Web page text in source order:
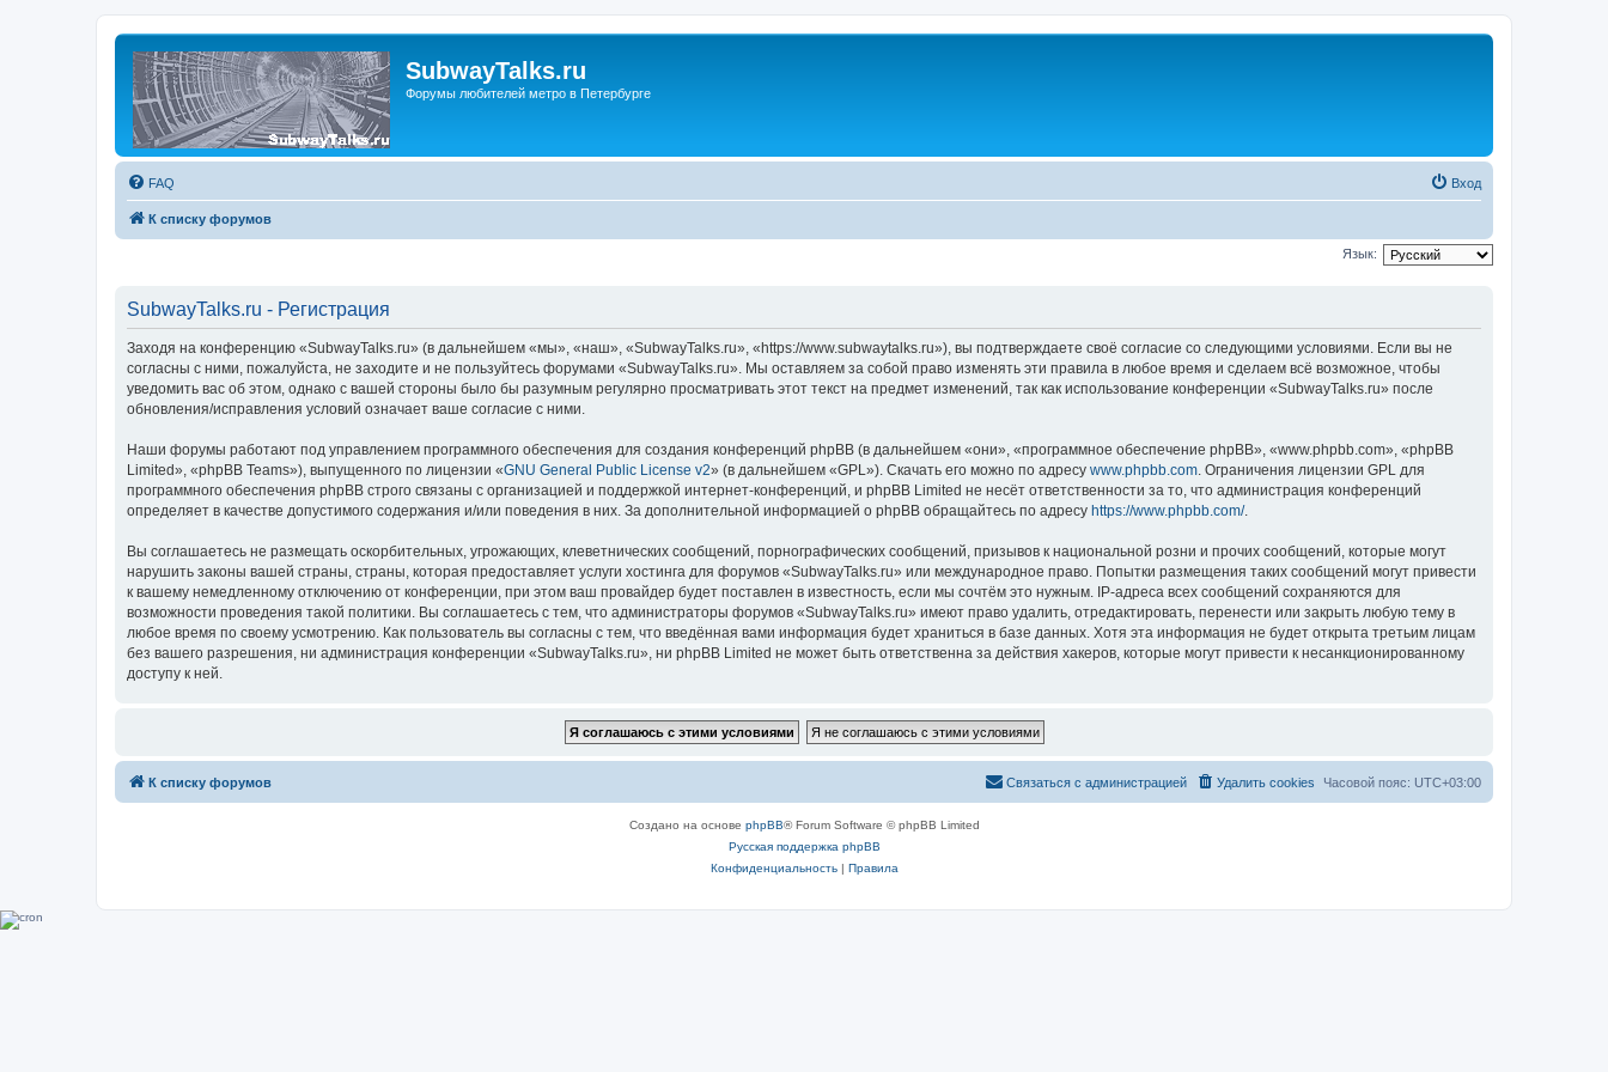
SubwayTalks.ru
Форумы любителей метро в Петербурге
FAQ Вход
К списку форумов
Язык:
SubwayTalks.ru - Регистрация
Заходя на конференцию «SubwayTalks.ru» (в дальнейшем «мы», «наш», «SubwayTalks.ru», «https://www.subwaytalks.ru»), вы подтверждаете своё согласие со следующими условиями. Если вы не
согласны с ними, пожалуйста, не заходите и не пользуйтесь форумами «SubwayTalks.ru». Мы оставляем за собой право изменять эти правила в любое время и сделаем всё возможное, чтобы
уведомить вас об этом, однако с вашей стороны было бы разумным регулярно просматривать этот текст на предмет изменений, так как использование конференции «SubwayTalks.ru» после
обновления/исправления условий означает ваше согласие с ними.
Наши форумы работают под управлением программного обеспечения для создания конференций phpBB (в дальнейшем «они», «программное обеспечение phpBB», «www.phpbb.com», «phpBB
Limited», «phpBB Teams»), выпущенного по лицензии «GNU General Public License v2» (в дальнейшем «GPL»). Скачать его можно по адресу www.phpbb.com . Ограничения лицензии GPL для
программного обеспечения phpBB строго связаны с организацией и поддержкой интернет-конференций, и phpBB Limited не несёт ответственности за то, что администрация конференций
определяет в качестве допустимого содержания и/или поведения в них. За дополнительной информацией о phpBB обращайтесь по адресу https://www.phpbb.com/.
Вы соглашаетесь не размещать оскорбительных, угрожающих, клеветнических сообщений, порнографических сообщений, призывов к национальной розни и прочих сообщений, которые могут
нарушить законы вашей страны, страны, которая предоставляет услуги хостинга для форумов «SubwayTalks.ru» или международное право. Попытки размещения таких сообщений могут привести
к вашему немедленному отключению от конференции, при этом ваш провайдер будет поставлен в известность, если мы сочтём это нужным. IP-адреса всех сообщений сохраняются для
возможности проведения такой политики. Вы соглашаетесь с тем, что администраторы форумов «SubwayTalks.ru» имеют право удалить, отредактировать, перенести или закрыть любую тему в
любое время по своему усмотрению. Как пользователь вы согласны с тем, что введённая вами информация будет храниться в базе данных. Хотя эта информация не будет открыта третьим лицам
без вашего разрешения, ни администрация конференции «SubwayTalks.ru», ни phpBB Limited не может быть ответственна за действия хакеров, которые могут привести к несанкционированному
доступу к ней.
К списку форумов Часовой пояс: UTC+03:00
Удалить cookies
Связаться с администрацией
Создано на основе phpBB® Forum Software © phpBB Limited
Русская поддержка phpBB
Конфиденциальность| Правила